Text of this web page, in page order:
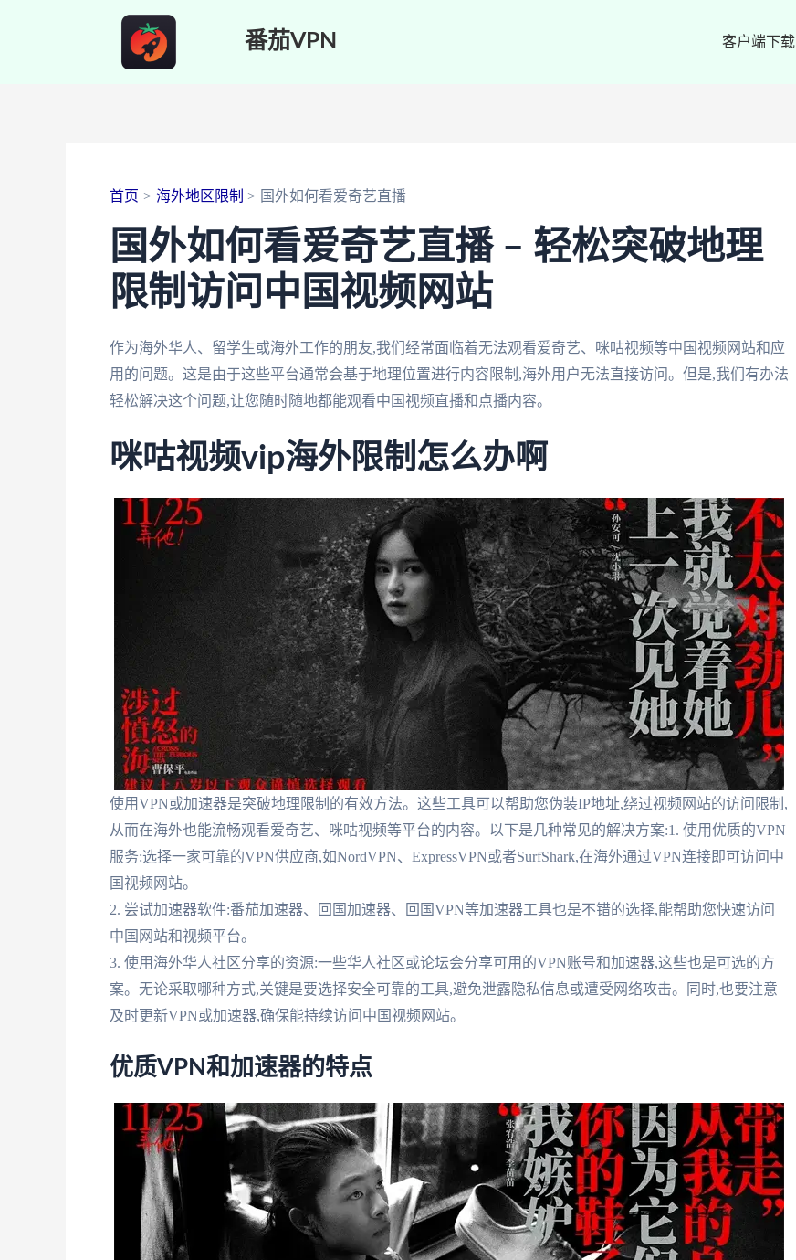
番茄VPN 客户端下载
首页 海外地区限制 国外如何看爱奇艺直播
国外如何看爱奇艺直播 – 轻松突破地理
限制访问中国视频网站
作为海外华人、留学生或海外工作的朋友,我们经常面临着无法观看爱奇艺、咪咕视频等中国视频网站和应
用的问题。这是由于这些平台通常会基于地理位置进行内容限制,海外用户无法直接访问。但是,我们有办法
轻松解决这个问题,让您随时随地都能观看中国视频直播和点播内容。
咪咕视频vip海外限制怎么办啊
使用VPN或加速器是突破地理限制的有效方法。这些工具可以帮助您伪装IP地址,绕过视频网站的访问限制,
从而在海外也能流畅观看爱奇艺、咪咕视频等平台的内容。以下是几种常见的解决方案:1. 使用优质的VPN
服务:选择一家可靠的VPN供应商,如NordVPN、ExpressVPN或者SurfShark,在海外通过VPN连接即可访问中
国视频网站。
2. 尝试加速器软件:番茄加速器、回国加速器、回国VPN等加速器工具也是不错的选择,能帮助您快速访问
中国网站和视频平台。
3. 使用海外华人社区分享的资源:一些华人社区或论坛会分享可用的VPN账号和加速器,这些也是可选的方
案。无论采取哪种方式,关键是要选择安全可靠的工具,避免泄露隐私信息或遭受网络攻击。同时,也要注意
及时更新VPN或加速器,确保能持续访问中国视频网站。
优质VPN和加速器的特点